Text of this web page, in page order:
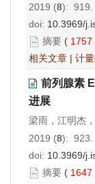
2019 (8): 919.
doi: 10.3969/
摘要 ( 1757
相关文章 | 计
前列腺素
进展
梁雨，江明杰
2019 (8): 923.
doi: 10.3969/
摘要 ( 1647